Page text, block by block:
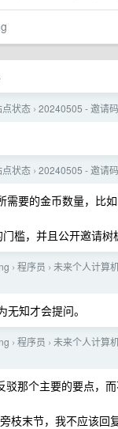
点状态 › 20240505 - 邀请
点状态 › 20240505 - 邀请
需要的金币数量，比
槛，并且公开邀请树
› 程序员 › 未来个人计算
无知才会提问。
› 程序员 › 未来个人计算
那个主要的要点，而
枝末节，我不应该回复